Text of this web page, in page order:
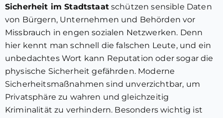
Sicherheit im Stadtstaatschützen sensible Daten
von Bürgern, Unternehmen und Behörden vor
Missbrauch in engen sozialen Netzwerken. Denn
hier kennt man schnell die falschen Leute, und ein
unbedachtes Wort kann Reputation oder sogar die
physische Sicherheit gefährden. Moderne
Sicherheitsmaßnahmen sind unverzichtbar, um
Privatsphäre zu wahren und gleichzeitig
Kriminalität zu verhindern. Besonders wichtig ist